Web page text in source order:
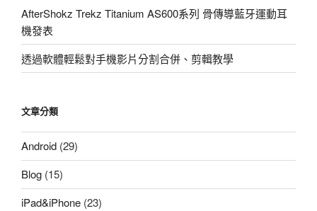
AfterShokz Trekz Titanium AS600系列 骨傳導藍牙運動耳
機發表
透過軟體輕鬆對手機影片分割合併、剪輯教學
文章分類
Android (29)
Blog (15)
iPad&iPhone (23)